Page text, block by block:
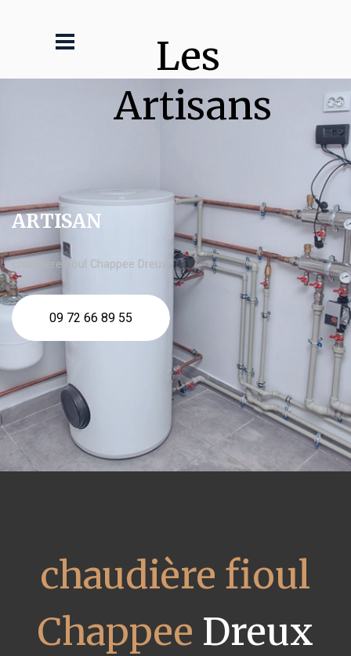
Les
Artisans
ARTISAN
chaudière fioul Chappee Dreux
09 72 66 89 55
chaudière fioul
Chappee Dreux